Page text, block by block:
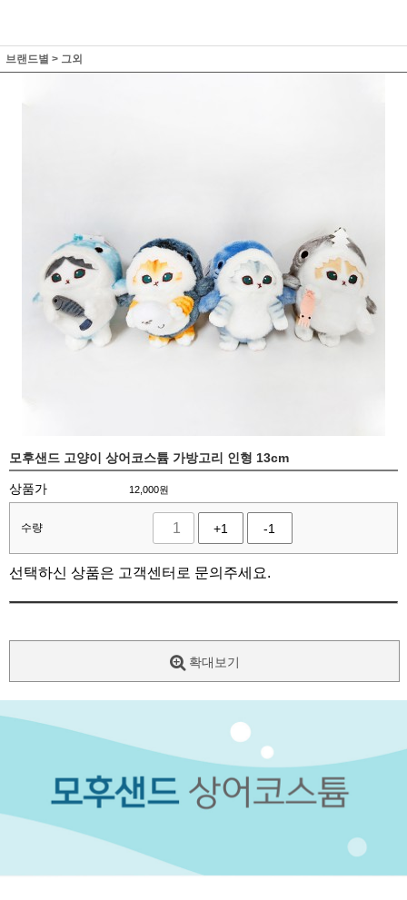
브랜드별 > 그외
모후샌드 고양이 상어코스튬 가방고리 인형 13cm
상품가 12,000원
수량 +1 -1
선택하신 상품은 고객센터로 문의주세요.
확대보기